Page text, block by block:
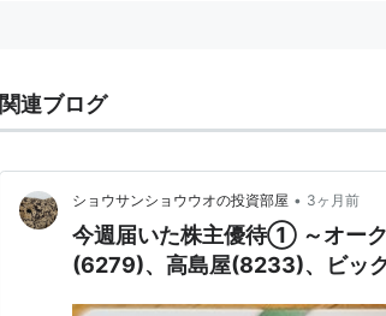
関連ブログ
ショウサンショウウオの投資部屋 • 3ヶ月前
今週届いた株主優待① ～オー
(6279)、高島屋(8233)、ビッ